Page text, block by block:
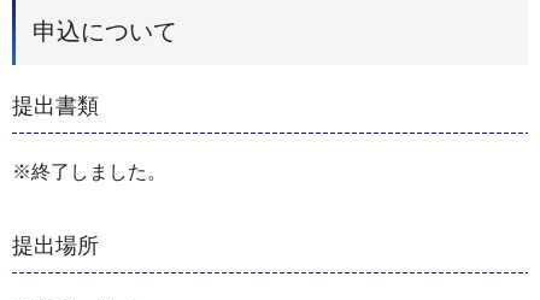
申込について
提出書類
※終了しました。
提出場所